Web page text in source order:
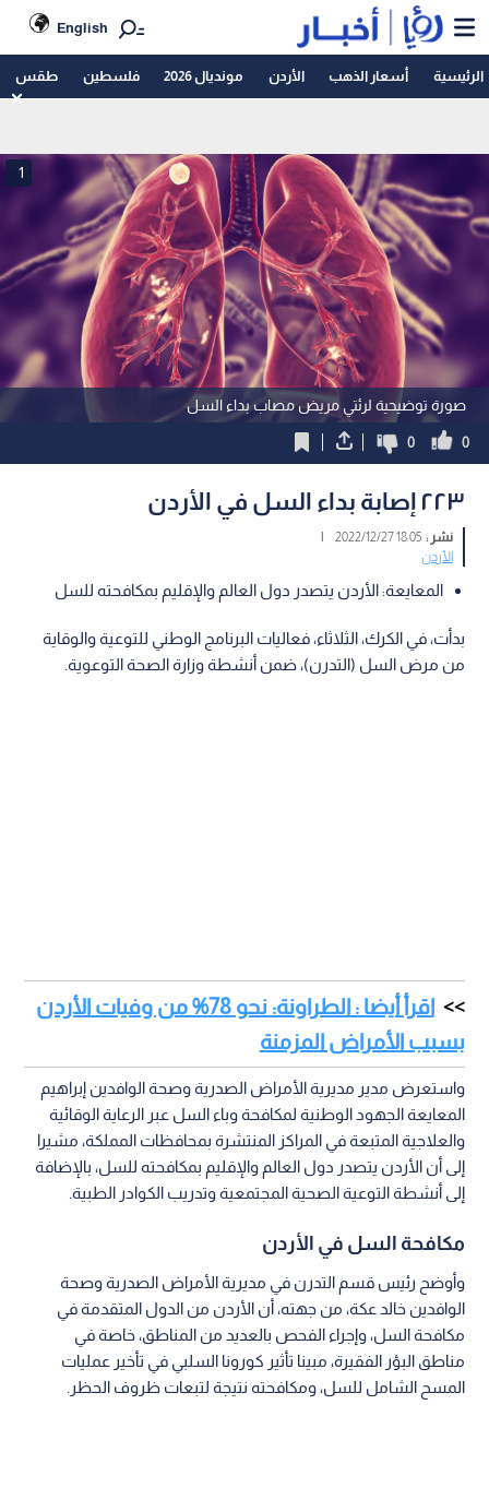
English
الرئيسية أسعار الذهب الأردن مونديال 2026 فلسطين طقس
صورة توضيحية لرئتي مريض مصاب بداء السل
1
0
0
٢٢٣ إصابة بداء السل في الأردن
نشر :18:05 2022/12/27
|
الأردن
المعايعة: الأردن يتصدر دول العالم والإقليم بمكافحته للسل
بدأت، في الكرك، الثلاثاء، فعاليات البرنامج الوطني للتوعية والوقاية
من مرض السل (التدرن)، ضمن أنشطة وزارة الصحة التوعوية.
اقرأ أيضا : الطراونة: نحو 78% من وفيات الأردن
بسبب الأمراض المزمنة
واستعرض مدير مديرية الأمراض الصدرية وصحة الوافدين إبراهيم
المعايعة الجهود الوطنية لمكافحة وباء السل عبر الرعاية الوقائية
والعلاجية المتبعة في المراكز المنتشرة بمحافظات المملكة، مشيرا
إلى أن الأردن يتصدر دول العالم والإقليم بمكافحته للسل، بالإضافة
إلى أنشطة التوعية الصحية المجتمعية وتدريب الكوادر الطبية.
مكافحة السل في الأردن
وأوضح رئيس قسم التدرن في مديرية الأمراض الصدرية وصحة
الوافدين خالد عكة، من جهته، أن الأردن من الدول المتقدمة في
مكافحة السل، وإجراء الفحص بالعديد من المناطق، خاصة في
مناطق البؤر الفقيرة، مبينا تأثير كورونا السلبي في تأخير عمليات
المسح الشامل للسل، ومكافحته نتيجة لتبعات ظروف الحظر.